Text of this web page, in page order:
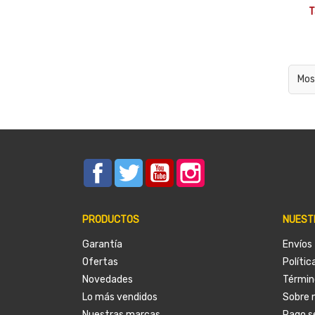
FacebookTwitterYouTube
PRODUCTOS
Garantía
Ofertas
Novedades
Lo más vendidos
Envíos
Sobre